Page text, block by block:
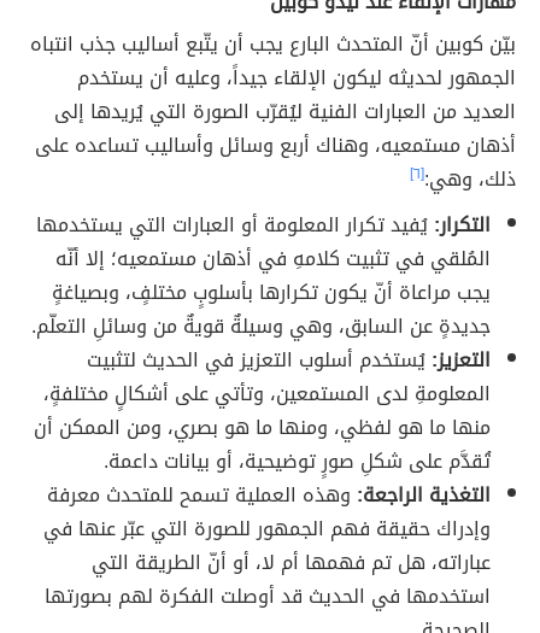
بيّن كوبين أنّ المتحدث البارع يجب أن يتّبع أساليب جذب انتباه
الجمهور لحديثه ليكون الإلقاء جيداً، وعليه أن يستخدم
العديد من العبارات الفنية ليُقرّب الصورة التي يُريدها إلى
أذهان مستمعيه، وهناك أربع وسائل وأساليب تساعده على
ذلك، وهي:[٦]
التكرار:يُفيد تكرار المعلومة أو العبارات التي يستخدمها
المُلقي في تثبيت كلامهِ في أذهان مستمعيه؛ إلا أنّه
يجب مراعاة أنّ يكون تكرارها بأسلوبٍ مختلفٍ، وبصياغةٍ
جديدةٍ عن السابق، وهي وسيلةٌ قويةٌ من وسائلِ التعلّم.
التعزيز:يُستخدم أسلوب التعزيز في الحديث لتثبيت
المعلومةِ لدى المستمعين، وتأتي على أشكالٍ مختلفةٍ،
منها ما هو لفظي، ومنها ما هو بصري، ومن الممكن أن
تُقدَّم على شكلِ صورٍ توضيحية، أو بيانات داعمة.
التغذية الراجعة: وهذه العملية تسمح للمتحدث معرفة
وإدراك حقيقة فهم الجمهور للصورة التي عبّر عنها في
عباراته، هل تم فهمها أم لا، أو أنّ الطريقة التي
استخدمها في الحديث قد أوصلت الفكرة لهم بصورتها